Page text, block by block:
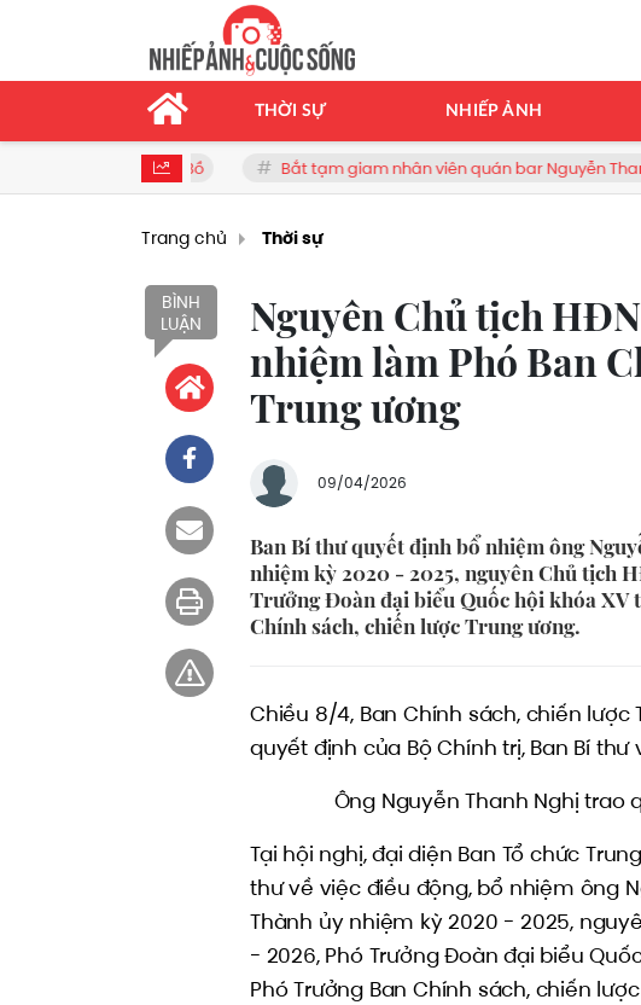
THỜI SỰ NHIẾP ẢNH
Bắt tạm giam nhân viên quán bar Nguyễn Thanh Thiện SN
Trang chủ Thời sự
BÌNH
LUẬN
Nguyên Chủ tịch
nhiệm làm Phó Ban
Trung ương
09/04/2026
Ban Bí thư quyết định bổ nhiệm ông
nhiệm kỳ 2020 - 2025, nguyên Chủ tịch
Trưởng Đoàn đại biểu Quốc hội khóa XV
Chính sách, chiến lược Trung ương.
Chiều 8/4, Ban Chính sách, chiến
quyết định của Bộ Chính trị, Ban Bí
Ông Nguyễn Thanh Nghị trao
Tại hội nghị, đại diện Ban Tổ chức
thư về việc điều động, bổ nhiệm ông
Thành ủy nhiệm kỳ 2020 - 2025,
- 2026, Phó Trưởng Đoàn đại biểu
Phó Trưởng Ban Chính sách, chiến